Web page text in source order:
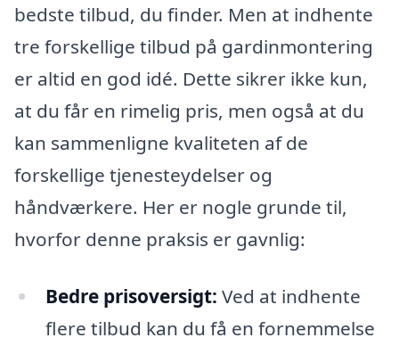
bedste tilbud, du finder. Men at indhente
tre forskellige tilbud på gardinmontering
er altid en god idé. Dette sikrer ikke kun,
at du får en rimelig pris, men også at du
kan sammenligne kvaliteten af de
forskellige tjenesteydelser og
håndværkere. Her er nogle grunde til,
hvorfor denne praksis er gavnlig:
Bedre prisoversigt: Ved at indhente
flere tilbud kan du få en fornemmelse